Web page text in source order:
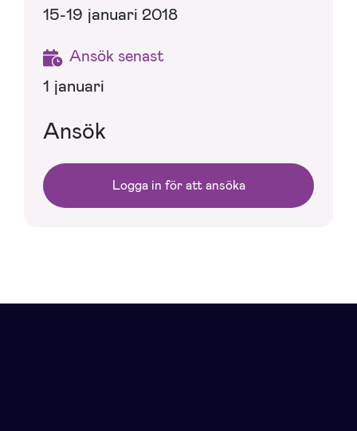
15-19 januari 2018
Ansök senast
1 januari
Ansök
Logga in för att ansöka